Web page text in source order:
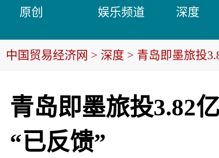
原创
娱乐频道 深度
中国贸易经济网 > 深度 > 青岛即墨旅投
青岛即墨旅投3.82
“已反馈”